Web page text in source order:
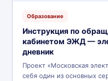
Образование
Инструкция по
кабинетом ЭЖД —
дневник
Проект «Московская
себя один из основных